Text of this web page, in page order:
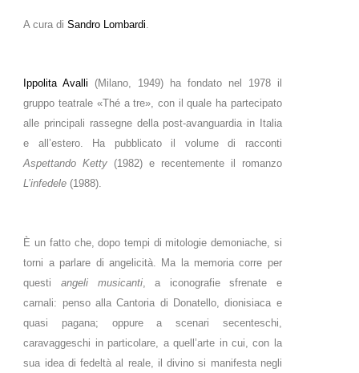
A cura diSandro Lombardi
Ippolita Avalli (Milano, 1949) ha fondato nel 1978 il
gruppo teatrale «Thé a tre», con il quale ha partecipato
alle principali rassegne della post-avanguardia in Italia
e all’estero. Ha pubblicato il volume di racconti
Aspettando Ketty (1982) e recentemente il romanzo
L’infedele (1988).
È un fatto che, dopo tempi di mitologie demoniache, si
torni a parlare di angelicità. Ma la memoria corre per
questi angeli musicanti, a iconografie sfrenate e
carnali: penso alla Cantoria di Donatello, dionisiaca e
quasi pagana; oppure a scenari secenteschi,
caravaggeschi in particolare, a quell’arte in cui, con la
sua idea di fedeltà al reale, il divino si manifesta negli